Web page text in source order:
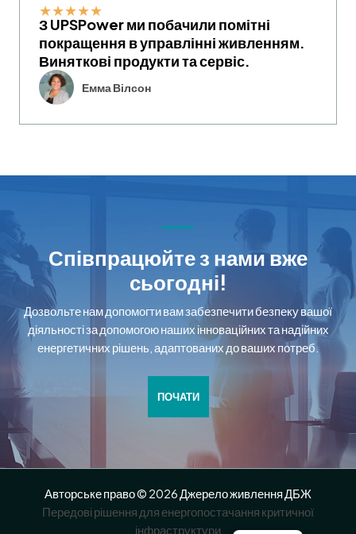
★★★★★
З UPSPower ми побачили помітні
покращення в управлінні живленням.
Виняткові продукти та сервіс.
Емма Вілсон
Співпрацюйте з нами вже
сьогодні!
Дозвольте нам допомогти вам забезпечити безпеку вашої
діяльності за допомогою наших інноваційних та надійних
енергетичних рішень, адаптованих до ваших потреб.
ПОЧАТИ
Авторське право © 2026 Джерело живлення ДБЖ
Передові рішення для енергопостачання критичної
інфраструктури